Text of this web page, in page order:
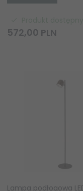
572,00 PLN